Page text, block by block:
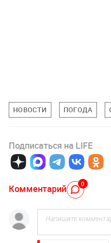
НОВОСТИ ПОГОДА
Подписаться на LIFE
Комментарий 0